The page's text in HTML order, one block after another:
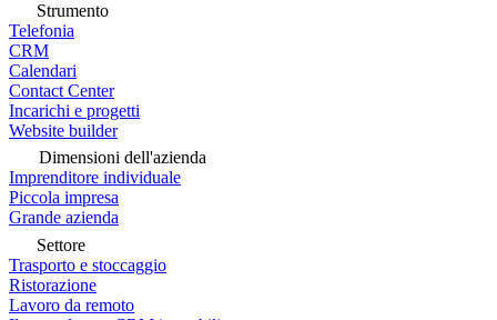
Strumento
Telefonia
CRM
Calendari
Contact Center
Incarichi e progetti
Website builder
Dimensioni dell'azienda
Imprenditore individuale
Piccola impresa
Grande azienda
Settore
Trasporto e stoccaggio
Ristorazione
Lavoro da remoto